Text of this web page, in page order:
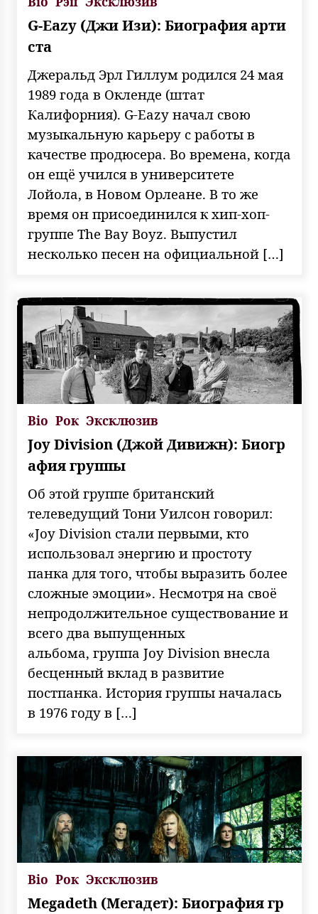
G-Eazy (Джи Изи): Биография арти
ста
Джеральд Эрл Гиллум родился 24 мая
1989 года в Окленде (штат
Калифорния). G-Eazy начал свою
музыкальную карьеру с работы в
качестве продюсера. Во времена, когда
он ещё учился в университете
Лойола, в Новом Орлеане. В то же
время он присоединился к хип-хоп-
группе The Bay Boyz. Выпустил
несколько песен на официальной […]
Bio Рок Эксклюзив
Joy Division (Джой Дивижн): Биогр
афия группы
Об этой группе британский
телеведущий Тони Уилсон говорил:
«Joy Division стали первыми, кто
использовал энергию и простоту
панка для того, чтобы выразить более
сложные эмоции». Несмотря на своё
непродолжительное существование и
всего два выпущенных
альбома, группа Joy Division внесла
бесценный вклад в развитие
постпанка. История группы началась
в 1976 году в […]
Bio Рок Эксклюзив
Megadeth (Мегадет): Биография гр